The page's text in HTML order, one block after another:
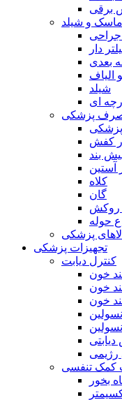
برقی
ماسک و شیلد
دار
بعدی
الیاف
شیلد
ای
مصرف پزشکی
پزشکی
کفش
بند
آستین
کلاه
گان
روکش
حوله
پزشکی
تجهیزات پزشکی
کنترل دیابت
خون
خون
خون
رژیمی
کمک تنفسی
بخور